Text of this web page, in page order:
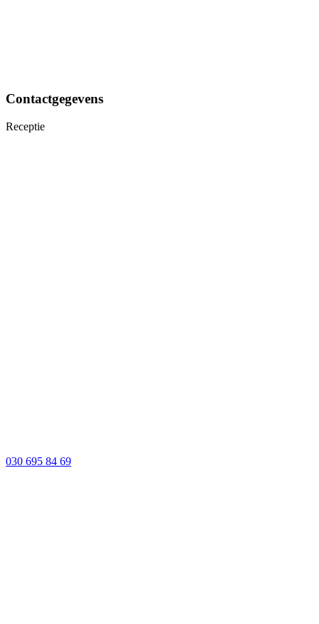
Contactgegevens
Receptie
030 695 84 69